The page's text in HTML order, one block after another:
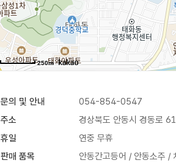
250m
문의 및 안내 054-854-0547
주소
경상북도 안동시 경동로
휴일
연중 무휴
판매 품목
안동간고등어 / 안동소주 /